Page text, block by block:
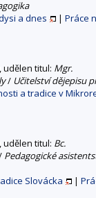
a dnes | Práce
, udělen titul: Mgr.
/ Učitelství dějepisu
a tradice v
, udělen titul: Bc.
Pedagogické
Slovácka |